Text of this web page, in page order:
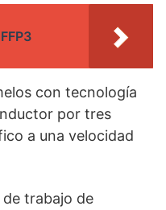
con tecnología
por tres
a una velocidad
trabajo de